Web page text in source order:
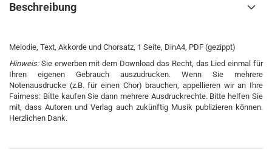
Beschreibung
Melodie, Text, Akkorde und Chorsatz, 1 Seite, DinA4, PDF (gezippt)
Hinweis:Sie erwerben mit dem Download das Recht, das Lied einmal für
Ihren eigenen Gebrauch auszudrucken. Wenn Sie mehrere
Notenausdrucke (z.B. für einen Chor) brauchen, appellieren wir an Ihre
Fairness: Bitte kaufen Sie dann mehrere Ausdruckrechte. Bitte helfen Sie
mit, dass Autoren und Verlag auch zukünftig Musik publizieren können.
Herzlichen Dank.